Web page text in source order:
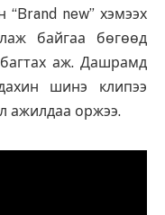
“Brand new” хэмээх
байгаа бөгөөд
багтах аж. Дашрамд
шинэ клипээ
ажилдаа оржээ.